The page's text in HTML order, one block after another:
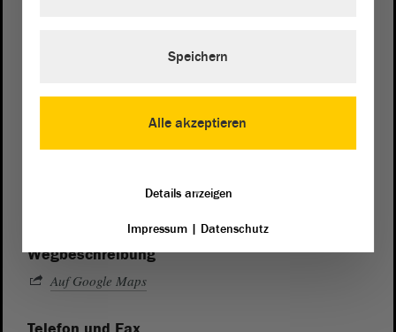
Wegbeschreibung
Auf Google Maps
Alle akzeptieren
Speichern
Details anzeigen
Impressum| Datenschutz